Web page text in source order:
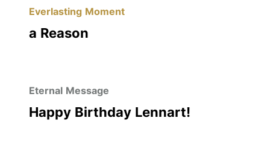
Everlasting Moment
a Reason
Eternal Message
Happy Birthday Lennart!